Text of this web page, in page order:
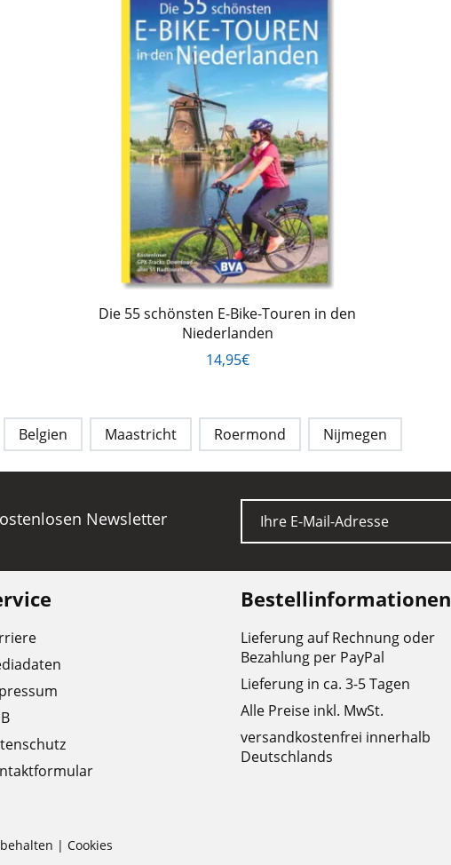
Die 55 schönsten E-Bike-Touren in den
Niederlanden
14,95€
Belgien Maastricht Roermond Nijmegen
Newsletter E-Mail
Bestellinformationen
Lieferung auf Rechnung oder
Bezahlung per PayPal
Lieferung in ca. 3-5 Tagen
Alle Preise inkl. MwSt.
versandkostenfrei innerhalb
Deutschlands
| Cookies